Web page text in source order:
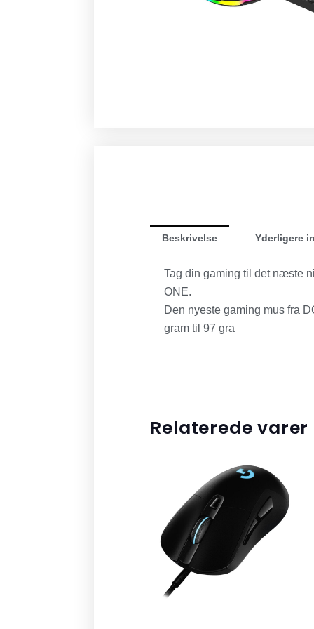
Beskrivelse Yderligere
Tag din gaming til det næste
ONE.
Den nyeste gaming mus fra
gram til 97 gra
Relaterede varer